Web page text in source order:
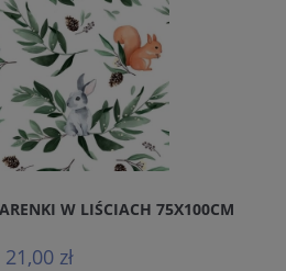
W LIŚCIACH 75X100CM
21,00 zł